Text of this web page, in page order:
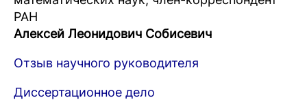
РАН
Алексей Леонидович Собисевич
Отзыв научного руководителя
Диссертационное дело